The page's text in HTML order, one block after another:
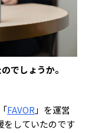
でしょうか。
FAVOR 」を運営
をしていたのです